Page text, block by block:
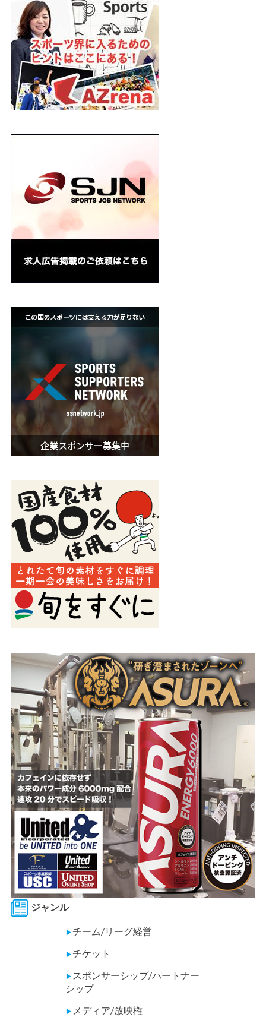
ジャンル
▶チーム/リーグ経営
▶チケット
▶ スポンサーシップ/パートナー
シップ
▶ メディア/放映権